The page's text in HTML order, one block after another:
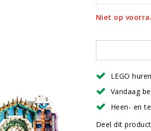
Niet op
LEGO
Vandaag
Heen- en
Deel dit product